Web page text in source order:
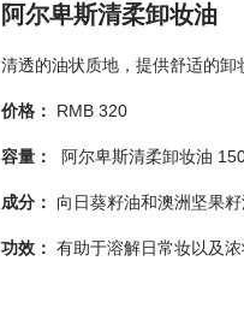
阿尔卑斯清柔卸妆油
清透的油状质地，提供舒适的卸
价格： RMB 320
容量： 阿尔卑斯清柔卸妆油
成分： 向日葵籽油和澳洲坚果籽
功效： 有助于溶解日常妆以及